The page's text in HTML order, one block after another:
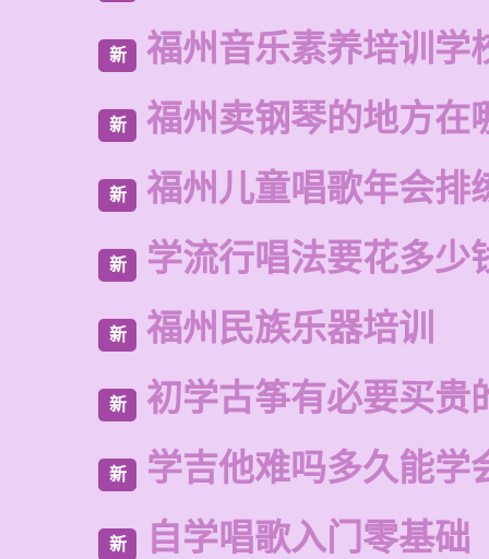
新 福州音乐素养培训学
新 福州卖钢琴的地方在
新 福州儿童唱歌年会排
新 学流行唱法要花多少
新 福州民族乐器培训
新 初学古筝有必要买贵
新 学吉他难吗多久能学
新 自学唱歌入门零基础